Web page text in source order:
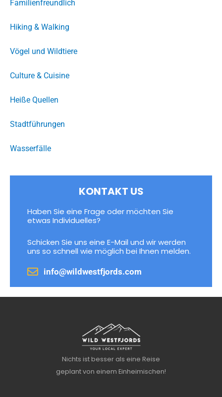
Familienfreundlich
Hiking & Walking
Vögel und Wildtiere
Culture & Cuisine
Heiße Quellen
Stadtführungen
Wasserfälle
KONTAKT US
Haben Sie eine Frage oder möchten Sie
etwas Individuelles?
Schicken Sie uns eine E-Mail und wir werden
uns so schnell wie möglich bei Ihnen melden.
info@wildwestfjords.com
Nichts ist besser als eine Reise
geplant von einem Einheimischen!